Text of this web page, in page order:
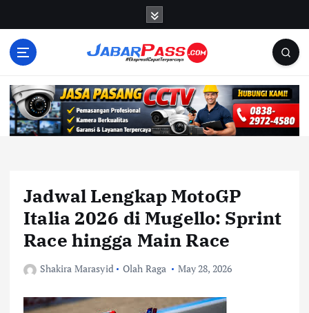
Jadwal Lengkap MotoGP
Italia 2026 di Mugello: Sprint
Race hingga Main Race
Shakira Marasyid Olah Raga May 28, 2026